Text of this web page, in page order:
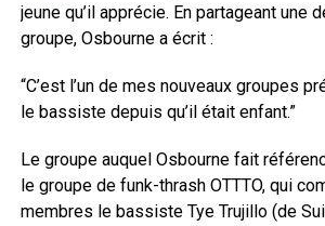
jeune qu’il apprécie. En partageant une
groupe, Osbourne a écrit :
“C’est l’un de mes nouveaux groupes
le bassiste depuis qu’il était enfant.”
Le groupe auquel Osbourne fait
le groupe de funk-thrash OTTTO, qui
membres le bassiste Tye Trujillo (de